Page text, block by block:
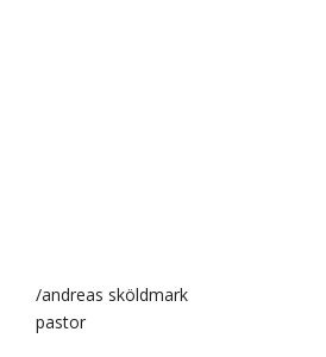
/andreas sköldmark
pastor